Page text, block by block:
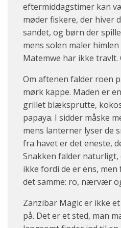
eftermiddagstimer kan
møder fiskere, der hiver
sandet, og børn der
mens solen maler
Matemwe har ikke travlt.
Om aftenen falder roen
mørk kappe. Maden er
grillet blæksprutte,
papaya. I sidder måske
mens lanterner lyser de
fra havet er det eneste,
Snakken falder naturligt,
ikke fordi de er ens,
det samme: ro, nærvær
Zanzibar Magic er ikke
på. Det er et sted, man